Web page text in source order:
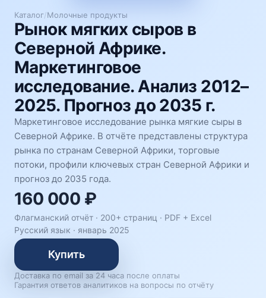
Каталог/Молочные продукты
Рынок мягких сыров в
Северной Африке.
Маркетинговое
исследование. Анализ 2012–
2025. Прогноз до 2035 г.
Маркетинговое исследование рынка мягкие сыры в
Северной Африке. В отчёте представлены структура
рынка по странам Северной Африки, торговые
потоки, профили ключевых стран Северной Африки и
прогноз до 2035 года.
160 000 ₽
Флагманский отчёт · 200+ страниц · PDF + Excel
Русский язык · январь 2025
Купить
Доставка по email за 24 часа после оплаты
Гарантия ответов аналитиков на вопросы по отчёту